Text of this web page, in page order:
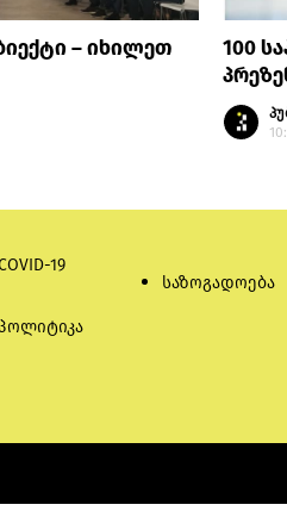
– იხილეთ
100
19
საზოგადოება